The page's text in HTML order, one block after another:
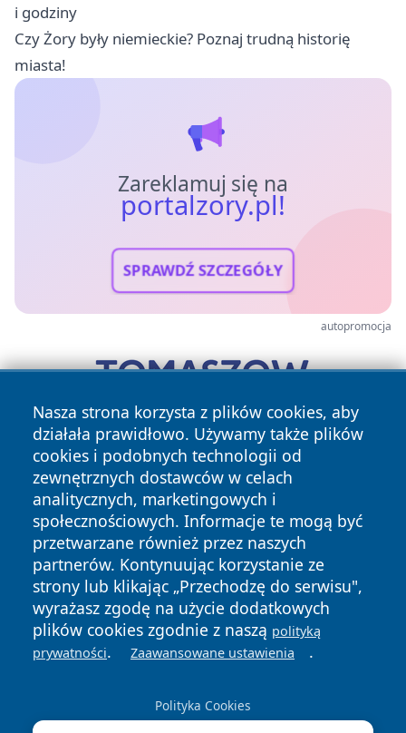
i godziny
Czy Żory były niemieckie? Poznaj trudną historię
miasta!
Zareklamuj się na
portalzory.pl!
SPRAWDŹ SZCZEGÓŁY
autopromocja
Nasza strona korzysta z plików cookies, aby
działała prawidłowo. Używamy także plików
cookies i podobnych technologii od
zewnętrznych dostawców w celach
analitycznych, marketingowych i
społecznościowych. Informacje te mogą być
przetwarzane również przez naszych
partnerów. Kontynuując korzystanie ze
strony lub klikając „Przechodzę do serwisu",
wyrażasz zgodę na użycie dodatkowych
plików cookies zgodnie z naszą polityką
prywatności. Zaawansowane ustawienia .
Polityka Cookies
Copyright © 2026 portalzory.pl Wszystkie prawa zastrzeżone.
News Autorzy
Polityka
Prywatności
Polityka
Cookies